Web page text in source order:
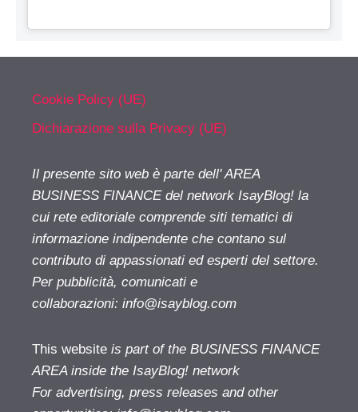
Cookie Policy (UE)
Dichiarazione sulla Privacy (UE)
Il presente sito web è parte dell' AREA
BUSINESS FINANCE del network IsayBlog! la
cui rete editoriale comprende siti tematici di
informazione indipendente che contano sul
contributo di appassionati ed esperti del settore.
Per pubblicità, comunicati e
collaborazioni: info@isayblog.com
This website is part of the BUSINESS FINANCE
AREA inside the IsayBlog! network
For advertising, press releases and other